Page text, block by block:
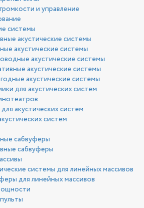
и управление
системы
акустические системы
акустические системы
акустические системы
акустические системы
акустические системы
для акустических систем
акустических систем
систем
сабвуферы
сабвуферы
системы для линейных массивов
для линейных массивов